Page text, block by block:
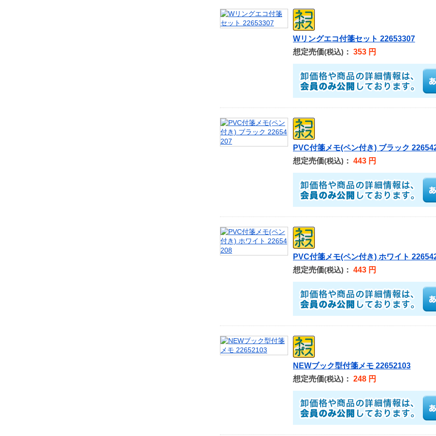
Wリングエコ付箋セット 22653307
想定売価(税込) ： 353 円
PVC付箋メモ(ペン付き) ブラック
想定売価(税込) ： 443 円
PVC付箋メモ(ペン付き) ホワイト
想定売価(税込) ： 443 円
NEWブック型付箋メモ 22652103
想定売価(税込) ： 248 円